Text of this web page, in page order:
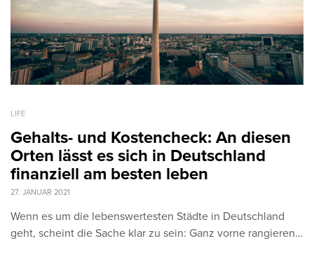
LIFE
Gehalts- und Kostencheck: An diesen
Orten lässt es sich in Deutschland
finanziell am besten leben
27. JANUAR 2021
Wenn es um die lebenswertesten Städte in Deutschland
geht, scheint die Sache klar zu sein: Ganz vorne rangieren…